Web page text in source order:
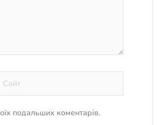
подальших коментарів.